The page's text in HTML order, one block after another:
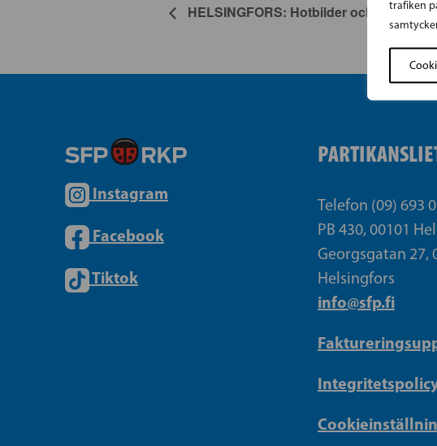
trafiken
HELSINGFORS: Hotbilder och
Instagram
Facebook
Tiktok
Telefon (09) 693
PB 430, 00101
Georgsgatan 27,
Helsingfors
info@sfp.fi